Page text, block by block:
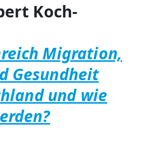
Koch-
Migration,
Gesundheit
und wie